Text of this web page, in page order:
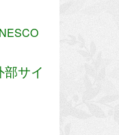
部サイ